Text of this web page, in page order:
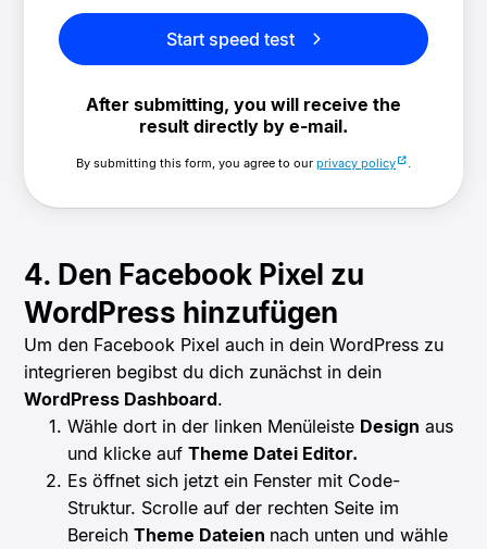
Start speed test
After submitting, you will receive the
result directly by e-mail.
By submitting this form, you agree to our privacy policy
4. Den Facebook Pixel zu
WordPress hinzufügen
Um den Facebook Pixel auch in dein WordPress zu
integrieren begibst du dich zunächst in dein
WordPress Dashboard.
Wähle dort in der linken Menüleiste Design aus
und klicke aufTheme Datei Editor.
Es öffnet sich jetzt ein Fenster mit Code-
Struktur. Scrolle auf der rechten Seite im
BereichTheme Dateien nach unten und wähle